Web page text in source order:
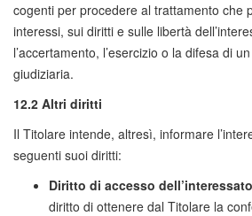
cogenti per procedere al trattamento che
interessi, sui diritti e sulle libertà
l’accertamento, l’esercizio o la difesa di
giudiziaria.
12.2 Altri diritti
Il Titolare intende, altresì, informare
seguenti suoi diritti:
Diritto di accesso
diritto di ottenere dal Titolare la